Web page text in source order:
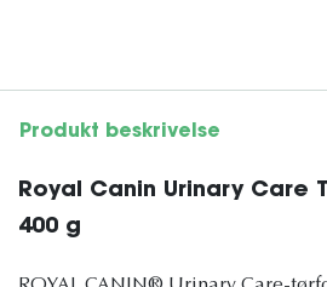
Produkt beskrivelse
Royal Canin Urinary Care
400 g